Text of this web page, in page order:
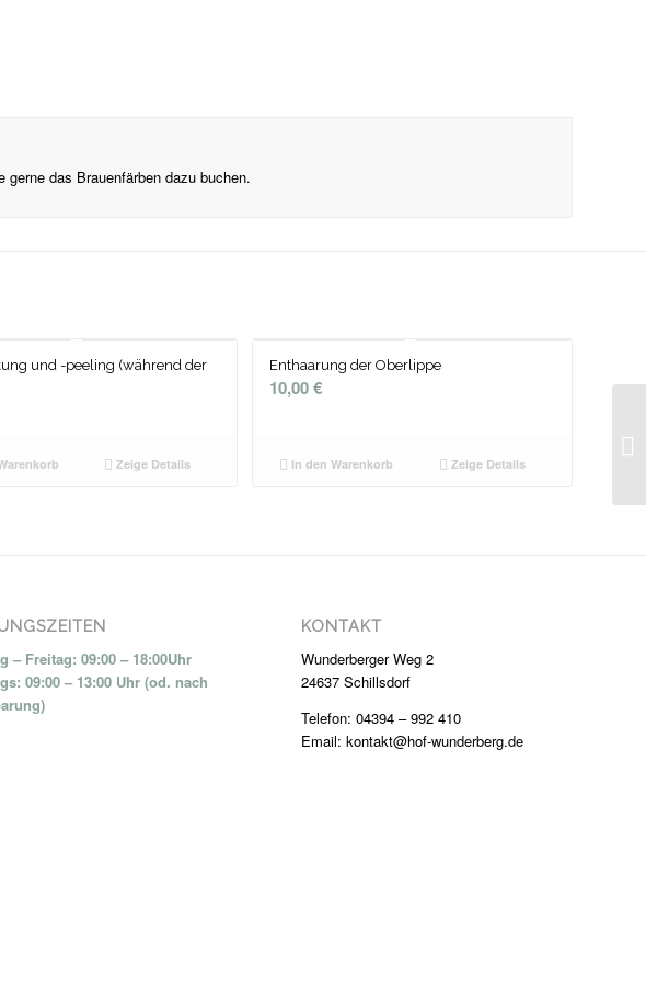
das Brauenfärben dazu buchen.
und -peeling (während der
Zeige Details
Enthaarung der Oberlippe
10,00€
In den Warenkorb Zeige Details
– Freitag: 09:00 – 18:00Uhr
09:00 – 13:00 Uhr (od. nach
KONTAKT
Wunderberger Weg 2
24637 Schillsdorf
Telefon: 04394 – 992 410
Email: kontakt@hof-wunderberg.de